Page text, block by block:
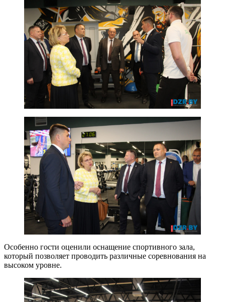
Особенно гости оценили оснащение спортивного зала,
который позволяет проводить различные соревнования на
высоком уровне.